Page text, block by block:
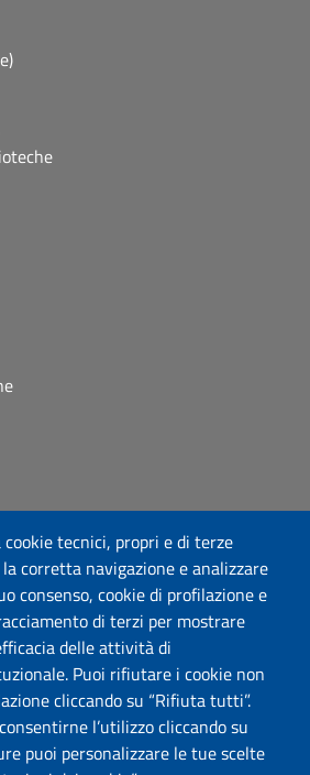
tecnici, propri e di terze
corretta navigazione e analizzare
consenso, cookie di profilazione e
di terzi per mostrare
delle attività di
Puoi rifiutare i cookie non
cliccando su “Rifiuta tutti”.
l’utilizzo cliccando su
puoi personalizzare le tue scelte
Sassari
studenti)